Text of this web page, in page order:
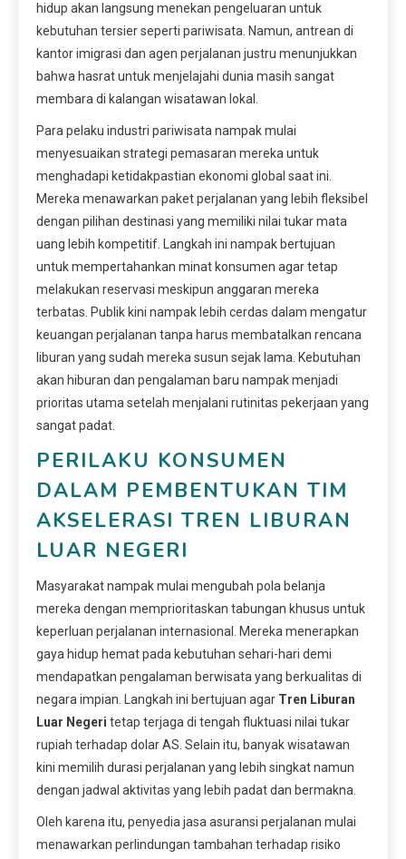
hidup akan langsung menekan pengeluaran untuk
kebutuhan tersier seperti pariwisata. Namun, antrean di
kantor imigrasi dan agen perjalanan justru menunjukkan
bahwa hasrat untuk menjelajahi dunia masih sangat
membara di kalangan wisatawan lokal.
Para pelaku industri pariwisata nampak mulai
menyesuaikan strategi pemasaran mereka untuk
menghadapi ketidakpastian ekonomi global saat ini.
Mereka menawarkan paket perjalanan yang lebih fleksibel
dengan pilihan destinasi yang memiliki nilai tukar mata
uang lebih kompetitif. Langkah ini nampak bertujuan
untuk mempertahankan minat konsumen agar tetap
melakukan reservasi meskipun anggaran mereka
terbatas. Publik kini nampak lebih cerdas dalam mengatur
keuangan perjalanan tanpa harus membatalkan rencana
liburan yang sudah mereka susun sejak lama. Kebutuhan
akan hiburan dan pengalaman baru nampak menjadi
prioritas utama setelah menjalani rutinitas pekerjaan yang
sangat padat.
PERILAKU KONSUMEN
DALAM PEMBENTUKAN TIM
AKSELERASI TREN LIBURAN
LUAR NEGERI
Masyarakat nampak mulai mengubah pola belanja
mereka dengan memprioritaskan tabungan khusus untuk
keperluan perjalanan internasional. Mereka menerapkan
gaya hidup hemat pada kebutuhan sehari-hari demi
mendapatkan pengalaman berwisata yang berkualitas di
negara impian. Langkah ini bertujuan agar Tren Liburan
Luar Negeri tetap terjaga di tengah fluktuasi nilai tukar
rupiah terhadap dolar AS. Selain itu, banyak wisatawan
kini memilih durasi perjalanan yang lebih singkat namun
dengan jadwal aktivitas yang lebih padat dan bermakna.
Oleh karena itu, penyedia jasa asuransi perjalanan mulai
menawarkan perlindungan tambahan terhadap risiko